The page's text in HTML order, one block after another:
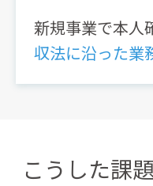
新規事業で本人
収法に沿った業
こうした課